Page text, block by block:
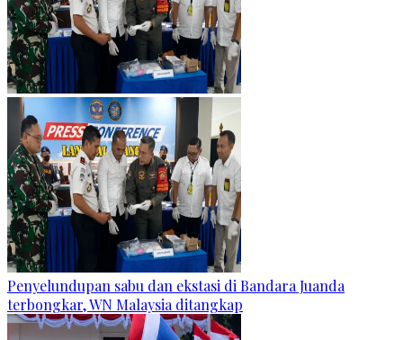
Penyelundupan sabu dan ekstasi di Bandara Juanda
terbongkar, WN Malaysia ditangkap